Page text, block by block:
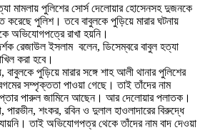
মামলায় পুলিশের সোর্স দেলোয়ার হোসেনসহ দুজনকে
পুলিশ। তবে বাবুলকে পুড়িয়ে মারার ঘটনায়
অভিযোগপত্রে রাখা হয়নি।
রেজাউল ইসলাম বলেন, ডিসেম্বরে বাবুল হত্যা
করা হবে।
পুড়িয়ে মারার সঙ্গে শাহ আলী থানার পুলিশের
সম্পৃক্ততা পাওয়া গেছে। তাই তাঁদের নাম
পারুল জামিনে আছেন। আর দেলোয়ার পলাতক।
শংকর, রবিন ও দুলাল হাওলাদারের বিরুদ্ধে
তাই অভিযোগপত্র থেকে তাঁদের নাম বাদ দেওয়া